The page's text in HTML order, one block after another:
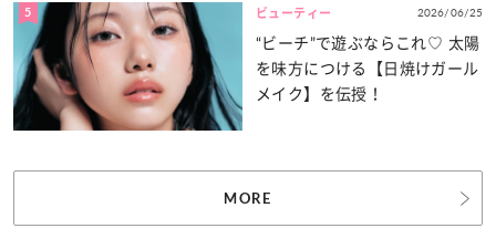
5 ビューティー 2026/06/25
“ビーチ”で遊ぶならこれ♡ 太陽
を味方につける【日焼けガール
メイク】を伝授！
MORE